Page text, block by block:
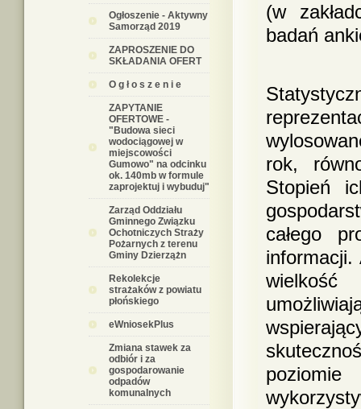
Ogłoszenie - Aktywny
Samorząd 2019
ZAPROSZENIE DO
SKŁADANIA OFERT
O g ł o s z e n i e
ZAPYTANIE
OFERTOWE -
"Budowa sieci
wodociągowej w
miejscowości
Gumowo" na odcinku
ok. 140mb w formule
zaprojektuj i wybuduj"
Zarząd Oddziału
Gminnego Związku
Ochotniczych Straży
Pożarnych z terenu
Gminy Dzierzążn
Rekolekcje
strażaków z powiatu
płońskiego
eWniosekPlus
Zmiana stawek za
odbiór i za
gospodarowanie
odpadów
komunalnych
(w
badań
rok,
Stopień
całego
informacji.
poziomie